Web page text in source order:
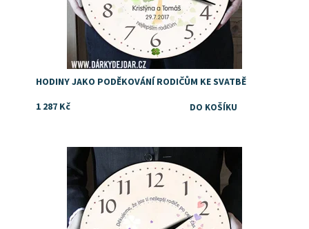
HODINY JAKO PODĚKOVÁNÍ RODIČŮM KE SVATBĚ
1 287 Kč
Dostupnost: Skladem